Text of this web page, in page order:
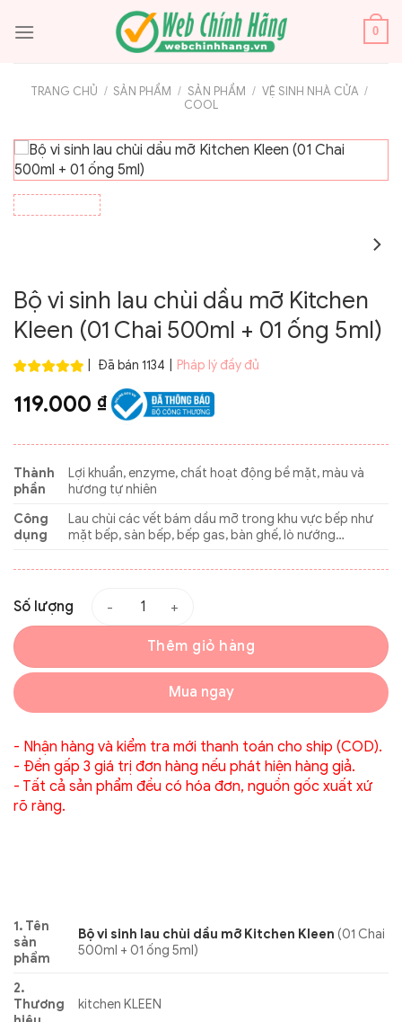
qua
0
TRANG CHỦ / SẢN PHẨM / SẢN PHẨM / VỆ SINH NHÀ CỬA /
COOL
Bộ vi sinh lau chùi dầu mỡ Kitchen
Kleen (01 Chai 500ml + 01 ống 5ml)
Đã bán 1134 Pháp lý đầy đủ
119.000 ₫
Thành
phần
Lợi khuẩn, enzyme, chất hoạt động bề mặt, màu và
hương tự nhiên
Công
dụng
Lau chùi các vết bám dầu mỡ trong khu vực bếp như
mặt bếp, sàn bếp, bếp gas, bàn ghế, lò nướng…
Số lượng
Thêm giỏ hàng
Mua ngay
- Nhận hàng và kiểm tra mới thanh toán cho ship (COD).
- Đền gấp 3 giá trị đơn hàng nếu phát hiện hàng giả.
- Tất cả sản phẩm đều có hóa đơn, nguồn gốc xuất xứ
rõ ràng.
1. Tên
sản
phẩm
Bộ vi sinh lau chùi dầu mỡ Kitchen Kleen (01 Chai
500ml + 01 ống 5ml)
2.
Thương
kitchen KLEEN